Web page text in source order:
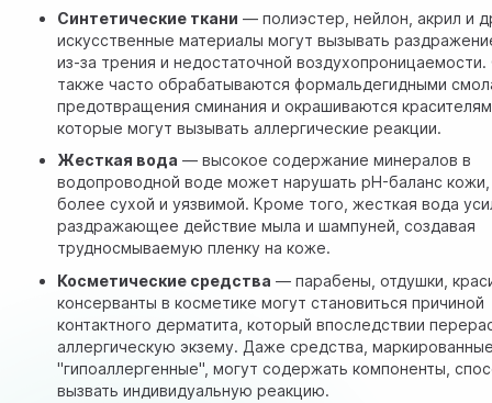
Синтетические ткани — полиэстер, нейлон, акрил и
искусственные материалы могут вызывать
из-за трения и недостаточной
также часто обрабатываются формальдегидными
предотвращения сминания и окрашиваются
которые могут вызывать аллергические реакции.
Жесткая вода — высокое содержание минералов в
водопроводной воде может нарушать pH-баланс
более сухой и уязвимой. Кроме того, жесткая вода
раздражающее действие мыла и шампуней, создавая
трудносмываемую пленку на коже.
Косметические средства — парабены, отдушки,
консерванты в косметике могут становиться причиной
контактного дерматита, который впоследствии
аллергическую экзему. Даже средства,
"гипоаллергенные", могут содержать компоненты,
вызвать индивидуальную реакцию.